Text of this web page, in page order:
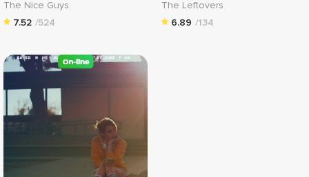
The Nice Guys
7.52 /524
The Leftovers
6.89 /134